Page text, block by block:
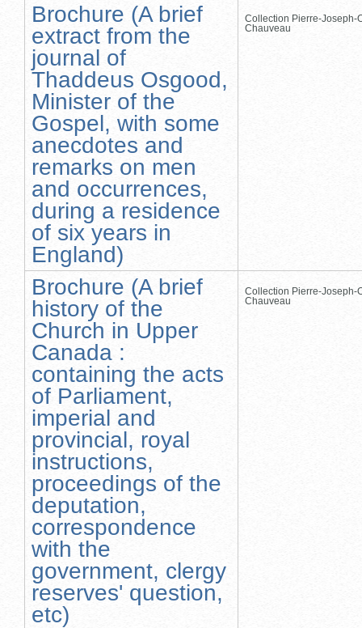
Brochure (A brief
extract from the
journal of
Thaddeus Osgood,
Minister of the
Gospel, with some
anecdotes and
remarks on men
and occurrences,
during a residence
of six years in
England)
Collection Pierre-Joseph-
Chauveau
Brochure (A brief
history of the
Church in Upper
Canada :
containing the acts
of Parliament,
imperial and
provincial, royal
instructions,
proceedings of the
deputation,
correspondence
with the
government, clergy
reserves' question,
etc)
Collection Pierre-Joseph-
Chauveau